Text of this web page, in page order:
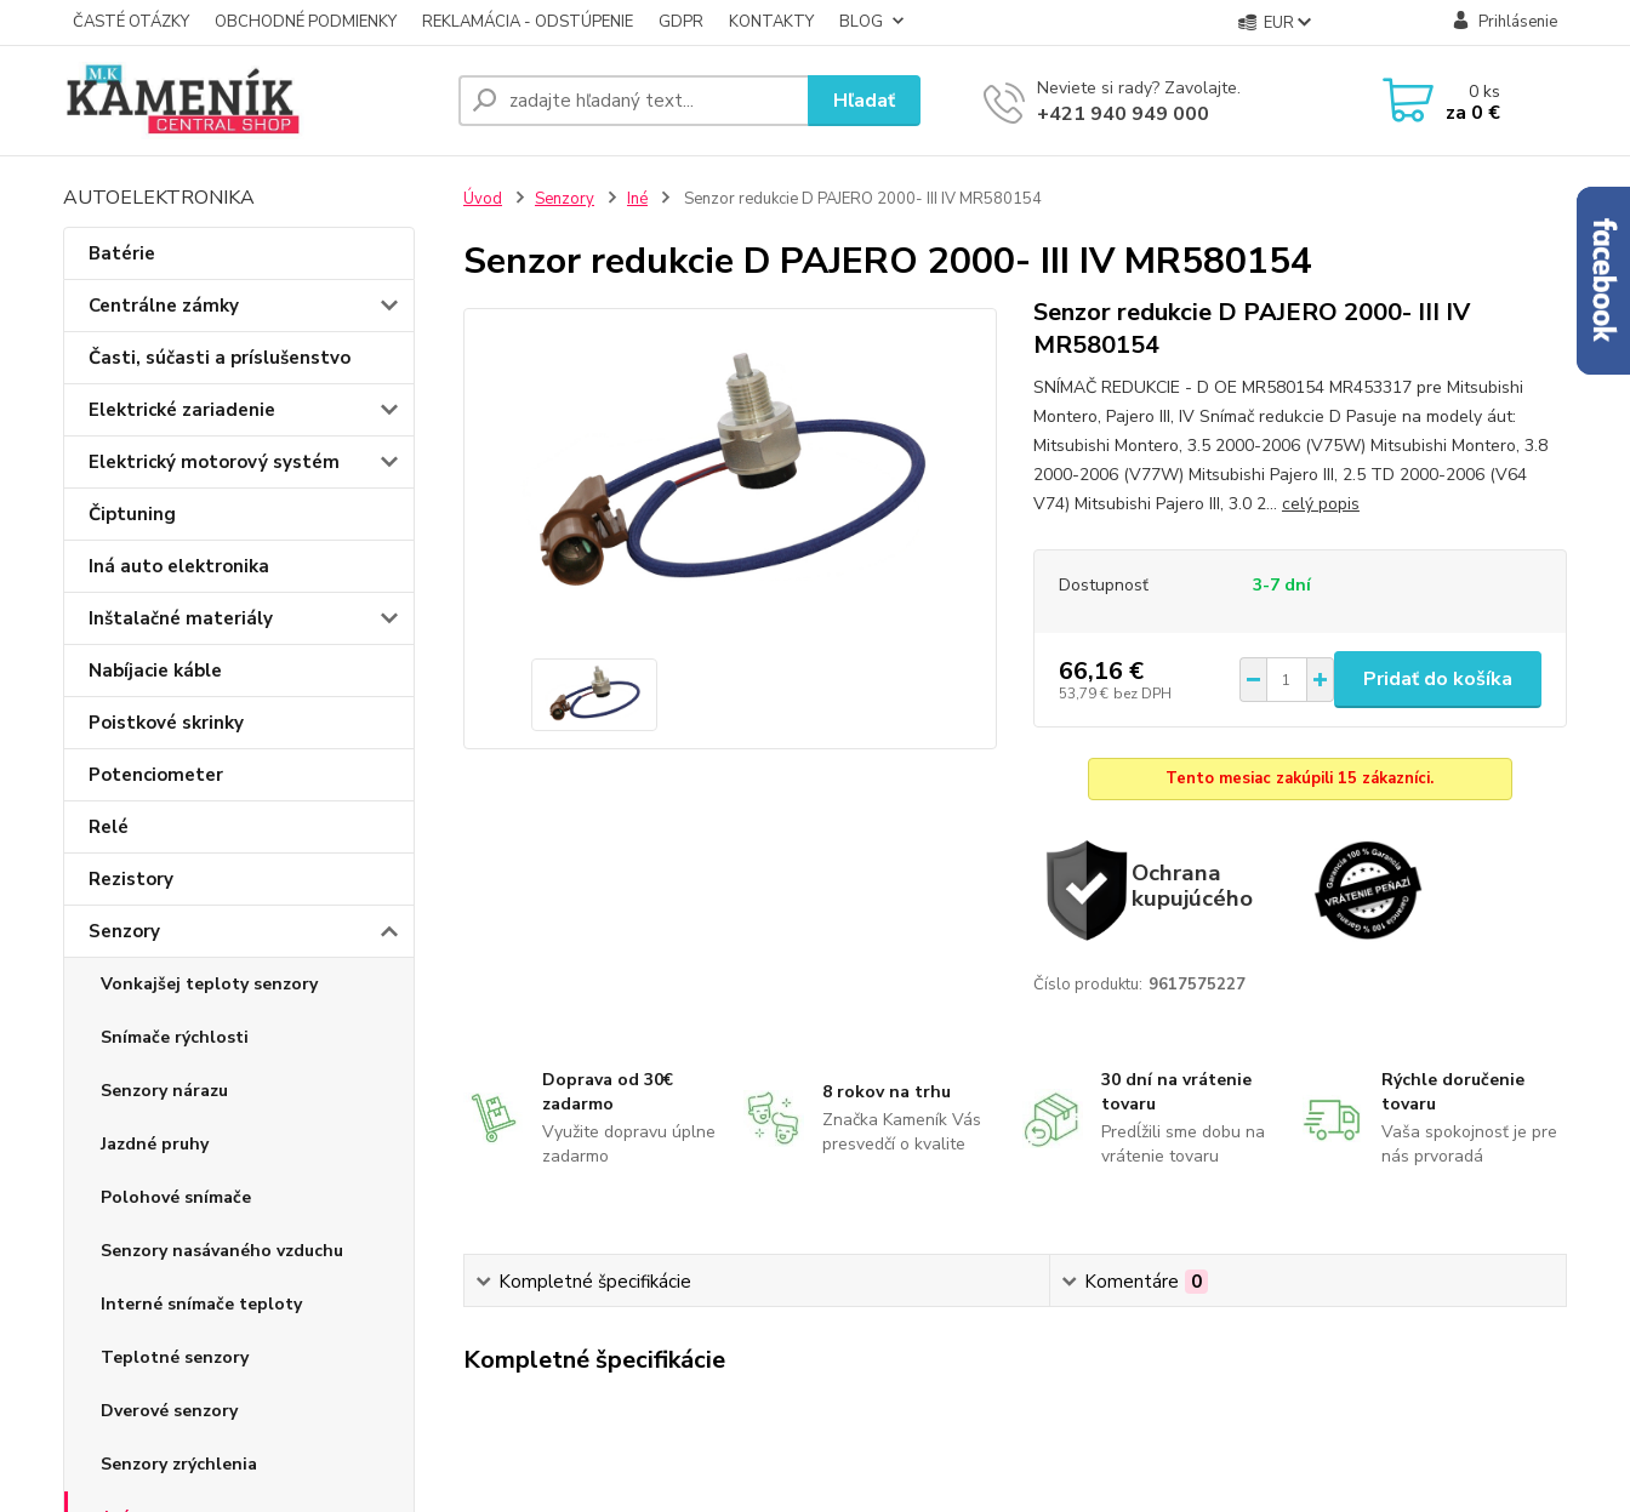
ČASTÉ OTÁZKY OBCHODNÉ PODMIENKY REKLAMÁCIA - ODSTÚPENIE GDPR KONTAKTY BLOG EUR Prihlásenie
Hľadať Neviete si rady? Zavolajte.
+421 940 949 000
0ks
za 0 €
AUTOELEKTRONIKA
Batérie
Centrálne zámky
Časti, súčasti a príslušenstvo
Elektrické zariadenie
Elektrický motorový systém
Čiptuning
Iná auto elektronika
Inštalačné materiály
Nabíjacie káble
Poistkové skrinky
Potenciometer
Relé
Rezistory
Senzory
Vonkajšej teploty senzory
Snímače rýchlosti
Senzory nárazu
Jazdné pruhy
Polohové snímače
Senzory nasávaného vzduchu
Interné snímače teploty
Teplotné senzory
Dverové senzory
Senzory zrýchlenia
Úvod Senzory Iné Senzor redukcie D PAJERO 2000- III IV MR580154
Senzor redukcie D PAJERO 2000- III IV MR580154
Senzor redukcie D PAJERO 2000- III IV
MR580154
SNÍMAČ REDUKCIE - D OE MR580154 MR453317 pre Mitsubishi
Montero, Pajero III, IV Snímač redukcie D Pasuje na modely áut:
Mitsubishi Montero, 3.5 2000-2006 (V75W) Mitsubishi Montero, 3.8
2000-2006 (V77W) Mitsubishi Pajero III, 2.5 TD 2000-2006 (V64
V74) Mitsubishi Pajero III, 3.0 2... celý popis
Dostupnosť 3-7 dní
66,16 €
53,79 € bez DPH
Pridať do košíka
Tento mesiac zakúpili 15 zákazníci.
Ochrana
kupujúcého
Číslo produktu: 9617575227
Doprava od 30€
zadarmo
Využite dopravu úplne
zadarmo
8 rokov na trhu
Značka Kameník Vás
presvedčí o kvalite
30 dní na vrátenie
tovaru
Predĺžili sme dobu na
vrátenie tovaru
Rýchle doručenie
tovaru
Vaša spokojnosť je pre
nás prvoradá
Kompletné špecifikácie Komentáre 0
Kompletné špecifikácie